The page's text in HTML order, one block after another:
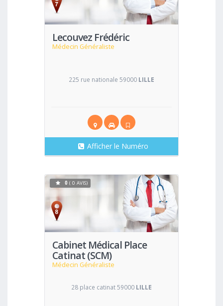
Lecouvez Frédéric
Médecin Généraliste
225 rue nationale 59000 LILLE
Afficher le Numéro
Cabinet Médical Place
Catinat (SCM)
Médecin Généraliste
Voir
0 ( 0 AVIS)
28 place catinat 59000 LILLE